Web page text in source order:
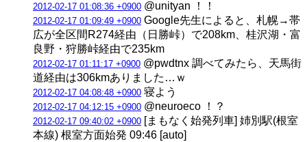
2012-02-17 01:08:36 +0900 @unityan ！！
2012-02-17 01:09:49 +0900 Google先生によると、札幌→帯
広が全区間R274経由（日勝峠）で208km、桂沢湖・富
良野・狩勝峠経由で235km
2012-02-17 01:11:17 +0900 @pwdtnx 調べてみたら、天馬街
道経由は306kmありました…ｗ
2012-02-17 04:08:48 +0900 寝よう
2012-02-17 04:12:15 +0900 @neuroeco ！？
2012-02-17 09:40:02 +0900 [まもなく始発列車] 姉別駅(根室
本線) 根室方面始発 09:46 [auto]